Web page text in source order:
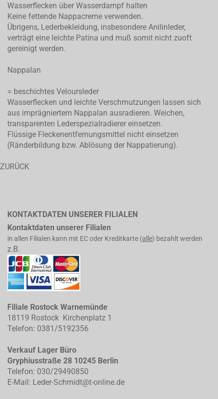
Wasserflecken über Wasserdampf halten
Keine fettende Nappacreme verwenden.
Übrigens, Lederbekleidung, insbesondere Anilinleder,
verträgt eine leichte Patina und muß somit nicht zuoft
gereinigt werden.
Nappalan
= beschichtes Veloursleder
Wasserflecken und leichte Verschmutzungen lassen sich
aus imprägniertem Nappalan ausradieren. Weichen,
transparenten Lederspezialradierer einsetzen.
Flüssige Fleckenentfernungsmittel nicht einsetzen
(Ränderbildung bzw. Ablösung der Nappatierung).
ZURÜCK
KONTAKTDATEN UNSERER FILIALEN
Kontaktdaten unserer Filialen
in allen Filialen kann mit EC oder Kreditkarte (alle) bezahlt werden
z.B.
Filiale Rostock Warnemünde
18119 Rostock Kirchenplatz 1
Telefon: 0381/5192356
Verkauf Lager Büro
Gryphiusstraße 28 10245 Berlin
Telefon: 030/29490850
E-Mail: Leder-Schmidt@t-online.de